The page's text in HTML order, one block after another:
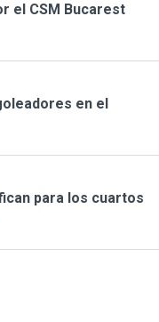
el CSM Bucarest
en el
para los cuartos